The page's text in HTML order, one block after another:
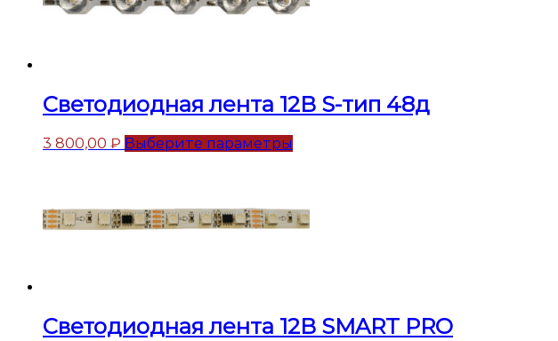
Светодиодная лента 12В S-тип 48д
3 800,00 ₽ Выберите параметры
Светодиодная лента 12В SMART PRO